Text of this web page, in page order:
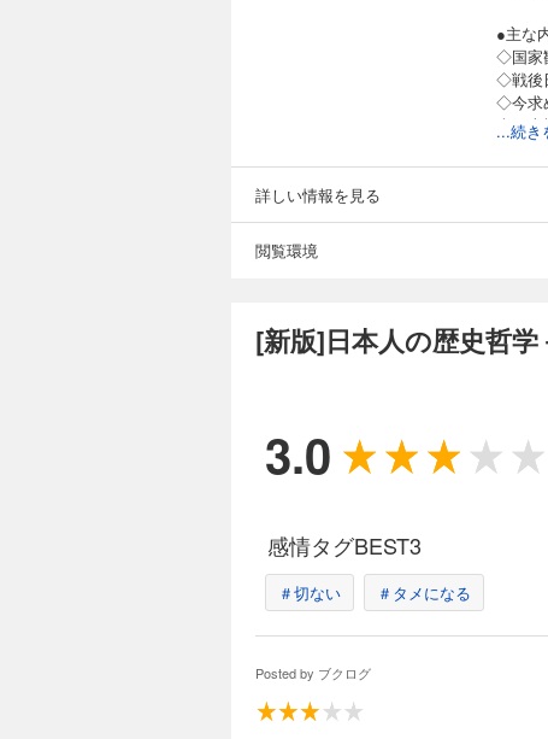
●主な
◇国家
◇戦後
◇今求
◇西南
◇危
た先人
いるだ
ではな
...続き
詳しい情報を見る
閲覧環境
[新版]日本人の歴史哲
3.0
感情タグBEST3
＃切ない ＃タメになる
Posted by ブクログ